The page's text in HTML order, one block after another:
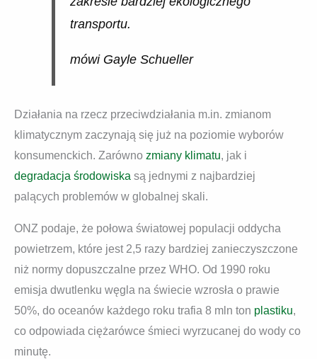
transportu.
mówi Gayle Schueller
Działania na rzecz przeciwdziałania m.in. zmianom
klimatycznym zaczynają się już na poziomie wyborów
konsumenckich. Zarówno zmiany klimatu, jak i
degradacja środowiska są jednymi z najbardziej
palących problemów w globalnej skali.
ONZ podaje, że połowa światowej populacji oddycha
powietrzem, które jest 2,5 razy bardziej zanieczyszczone
niż normy dopuszczalne przez WHO. Od 1990 roku
emisja dwutlenku węgla na świecie wzrosła o prawie
50%, do oceanów każdego roku trafia 8 mln ton plastiku,
co odpowiada ciężarówce śmieci wyrzucanej do wody co
minutę.